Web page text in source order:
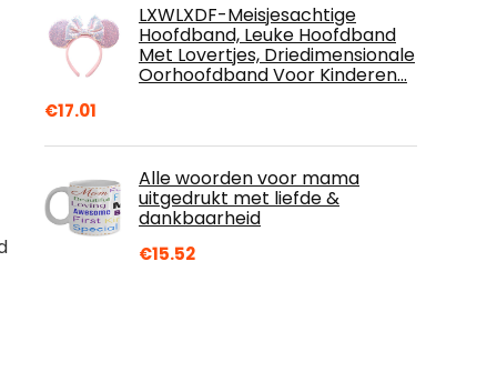
LXWLXDF-Meisjesachtige
Hoofdband, Leuke Hoofdband
Met Lovertjes, Driedimensionale
Oorhoofdband Voor Kinderen…
€17.01
Alle woorden voor mama
uitgedrukt met liefde &
dankbaarheid
€15.52